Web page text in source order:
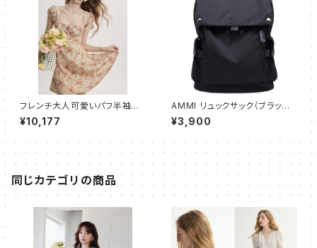
フレンチ大人可愛いパフ半袖ワ
ンピース ショート スリム
¥10,177
AMMI リュックサック（ブラック）
大容量 通勤 通学用 登山用 ビ
ジネスリュック A4サイズ PC収
¥3,900
同じカテゴリの商品